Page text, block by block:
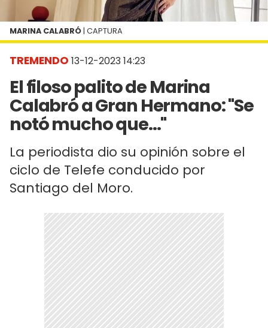
TREMENDO 13-12-2023 14:23
El filoso palito de Marina
Calabró a Gran Hermano: "Se
notó mucho que..."
La periodista dio su opinión sobre el
ciclo de Telefe conducido por
Santiago del Moro.
MARINA CALABRÓ | CAPTURA